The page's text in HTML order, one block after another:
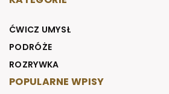
ĆWICZ UMYSŁ
PODRÓŻE
ROZRYWKA
POPULARNE WPISY